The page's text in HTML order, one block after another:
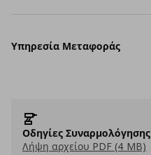
Υπηρεσία Μεταφοράς
Οδηγίες Συναρμολόγησης
Λήψη αρχείου PDF (4 MB)